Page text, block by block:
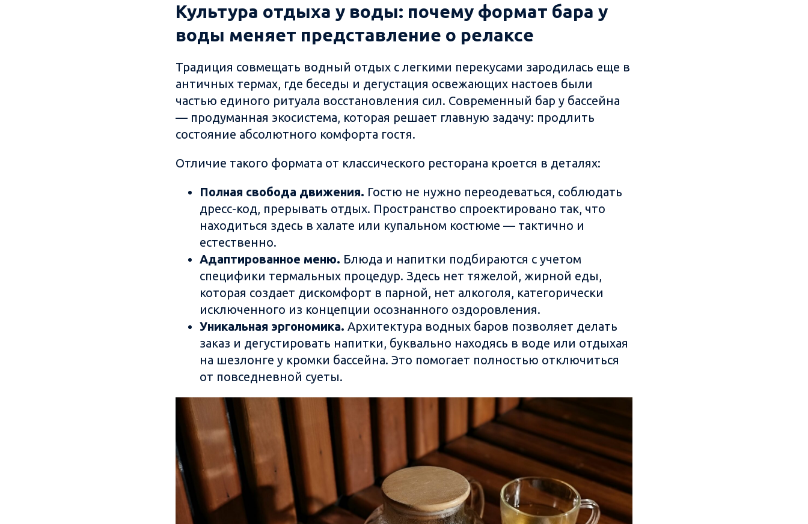
Культура отдыха у воды: почему формат бара у
воды меняет представление о релаксе
Традиция совмещать водный отдых с легкими перекусами зародилась еще в
античных термах, где беседы и дегустация освежающих настоев были
частью единого ритуала восстановления сил. Современный бар у бассейна
— продуманная экосистема, которая решает главную задачу: продлить
состояние абсолютного комфорта гостя.
Отличие такого формата от классического ресторана кроется в деталях:
Полная свобода движения. Гостю не нужно переодеваться, соблюдать
дресс-код, прерывать отдых. Пространство спроектировано так, что
находиться здесь в халате или купальном костюме — тактично и
естественно.
Адаптированное меню. Блюда и напитки подбираются с учетом
специфики термальных процедур. Здесь нет тяжелой, жирной еды,
которая создает дискомфорт в парной, нет алкоголя, категорически
исключенного из концепции осознанного оздоровления.
Уникальная эргономика. Архитектура водных баров позволяет делать
заказ и дегустировать напитки, буквально находясь в воде или отдыхая
на шезлонге у кромки бассейна. Это помогает полностью отключиться
от повседневной суеты.